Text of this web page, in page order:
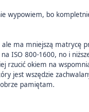
wypowiem, bo
ma mniejszą matrycę
ISO 800-1600, no i
rzucić okiem na
jest wszędzie
pamiętam.